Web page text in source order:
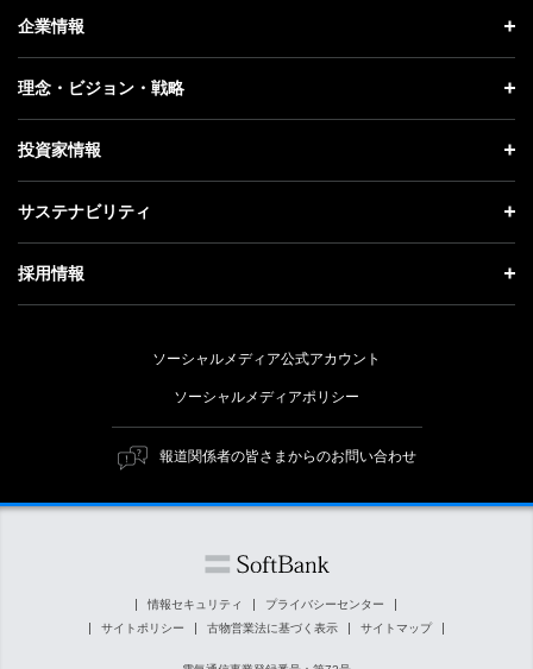
ニュース トップ
プレスリリース
更新情報
記者説明会
企業情報
企業情報 トップ
社長メッセージ
事業紹介
ガバナンス
理念・ビジョン・戦略
理念・ビジョン・戦略 トップ
成長戦略「Activate AI for Society」
人材戦略
投資家情報
投資家情報 トップ
経営方針
個人投資家の皆さまへ
株式と社債について
サステナビリティ
サステナビリティ トップ
トップメッセージ
ESG方針・体制
マテリアリティ（重要課題）
ESGの主な取り組み
外部評価・イニシアチブ
採用情報
障がい者採用
ソーシャルメディア公式アカウント
ソーシャルメディアポリシー
報道関係者の皆さまからのお問い合わせ
情報セキュリティ
プライバシーセンター
サイトポリシー
古物営業法に基づく表示 サイトマップ